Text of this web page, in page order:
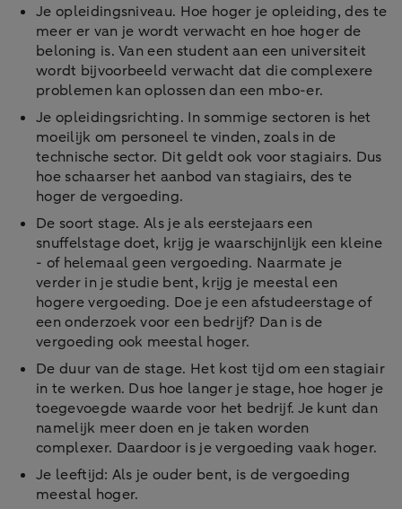
Je opleidingsniveau. Hoe hoger je opleiding, des te
meer er van je wordt verwacht en hoe hoger de
beloning is. Van een student aan een universiteit
wordt bijvoorbeeld verwacht dat die complexere
problemen kan oplossen dan een mbo-er.
Je opleidingsrichting. In sommige sectoren is het
moeilijk om personeel te vinden, zoals in de
technische sector. Dit geldt ook voor stagiairs. Dus
hoe schaarser het aanbod van stagiairs, des te
hoger de vergoeding.
De soort stage. Als je als eerstejaars een
snuffelstage doet, krijg je waarschijnlijk een kleine
- of helemaal geen vergoeding. Naarmate je
verder in je studie bent, krijg je meestal een
hogere vergoeding. Doe je een afstudeerstage of
een onderzoek voor een bedrijf? Dan is de
vergoeding ook meestal hoger.
De duur van de stage. Het kost tijd om een stagiair
in te werken. Dus hoe langer je stage, hoe hoger je
toegevoegde waarde voor het bedrijf. Je kunt dan
namelijk meer doen en je taken worden
complexer. Daardoor is je vergoeding vaak hoger.
Je leeftijd: Als je ouder bent, is de vergoeding
meestal hoger.